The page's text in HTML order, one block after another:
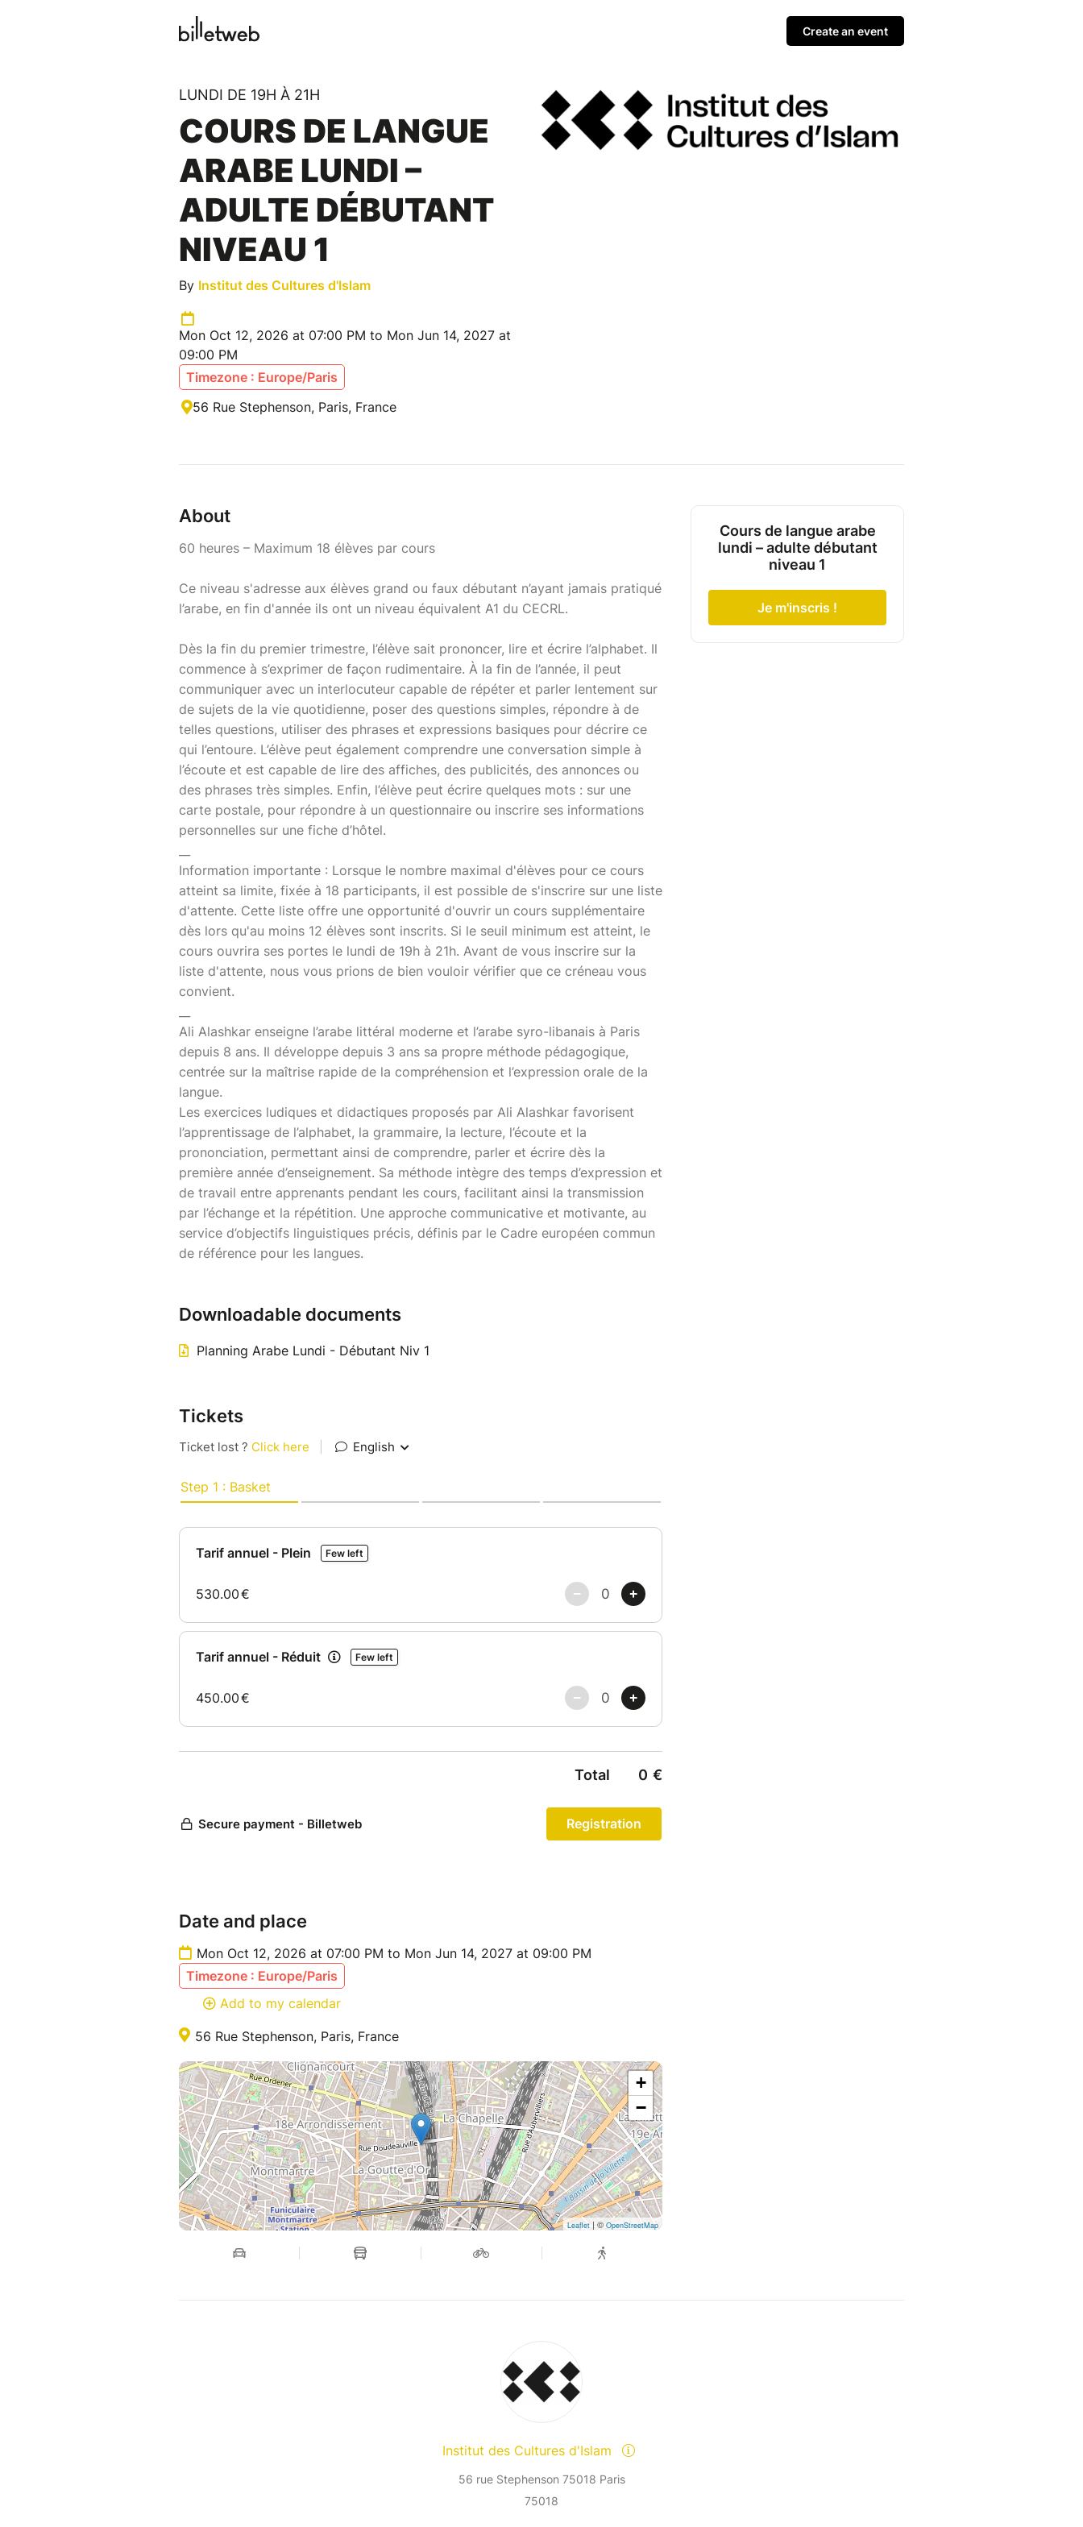
Create an event
LUNDI DE 19H À 21H
COURS DE LANGUE
ARABE LUNDI –
ADULTE DÉBUTANT
NIVEAU 1
By Institut des Cultures d'Islam
Mon Oct 12, 2026 at 07:00 PM to Mon Jun 14, 2027 at
09:00 PM
Timezone : Europe/Paris
56 Rue Stephenson, Paris, France
About
60 heures – Maximum 18 élèves par cours
Ce niveau s'adresse aux élèves grand ou faux débutant n’ayant jamais pratiqué
l’arabe, en fin d'année ils ont un niveau équivalent A1 du CECRL.
Dès la fin du premier trimestre, l’élève sait prononcer, lire et écrire l’alphabet. Il
commence à s’exprimer de façon rudimentaire. À la fin de l’année, il peut
communiquer avec un interlocuteur capable de répéter et parler lentement sur
de sujets de la vie quotidienne, poser des questions simples, répondre à de
telles questions, utiliser des phrases et expressions basiques pour décrire ce
qui l’entoure. L’élève peut également comprendre une conversation simple à
l’écoute et est capable de lire des affiches, des publicités, des annonces ou
des phrases très simples. Enfin, l’élève peut écrire quelques mots : sur une
carte postale, pour répondre à un questionnaire ou inscrire ses informations
personnelles sur une fiche d’hôtel.
Information importante : Lorsque le nombre maximal d'élèves pour ce cours
atteint sa limite, fixée à 18 participants, il est possible de s'inscrire sur une liste
d'attente. Cette liste offre une opportunité d'ouvrir un cours supplémentaire
dès lors qu'au moins 12 élèves sont inscrits. Si le seuil minimum est atteint, le
cours ouvrira ses portes le lundi de 19h à 21h. Avant de vous inscrire sur la
liste d'attente, nous vous prions de bien vouloir vérifier que ce créneau vous
convient.
Ali Alashkar enseigne l’arabe littéral moderne et l’arabe syro-libanais à Paris
depuis 8 ans. Il développe depuis 3 ans sa propre méthode pédagogique,
centrée sur la maîtrise rapide de la compréhension et l’expression orale de la
langue.
Les exercices ludiques et didactiques proposés par Ali Alashkar favorisent
l’apprentissage de l’alphabet, la grammaire, la lecture, l’écoute et la
prononciation, permettant ainsi de comprendre, parler et écrire dès la
première année d’enseignement. Sa méthode intègre des temps d’expression et
de travail entre apprenants pendant les cours, facilitant ainsi la transmission
par l’échange et la répétition. Une approche communicative et motivante, au
service d’objectifs linguistiques précis, définis par le Cadre européen commun
de référence pour les langues.
Downloadable documents
Planning Arabe Lundi - Débutant Niv 1
Tickets
Date and place
Mon Oct 12, 2026 at 07:00 PM to Mon Jun 14, 2027 at 09:00 PM
Timezone : Europe/Paris
Add to my calendar
56 Rue Stephenson, Paris, France
+
−
Leaflet| ©OpenStreetMap
Cours de langue arabe
lundi – adulte débutant
niveau 1
Je m'inscris !
Institut des Cultures d'Islam
56 rue Stephenson 75018 Paris
75018